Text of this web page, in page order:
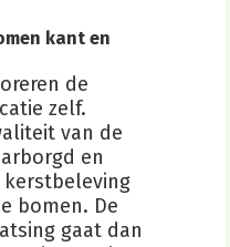
kant en
de
zelf.
van de
en
bomen. De
gaat dan